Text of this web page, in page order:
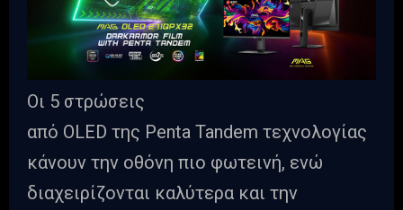
Οι 5 στρώσεις
από OLED της Penta Tandem τεχνολογίας
κάνουν την οθόνη πιο φωτεινή, ενώ
διαχειρίζονται καλύτερα και την